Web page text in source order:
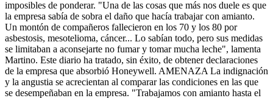
imposibles de ponderar. "Una de las cosas que más nos duele es que
la empresa sabía de sobra el daño que hacía trabajar con amianto.
Un montón de compañeros fallecieron en los 70 y los 80 por
asbestosis, mesotelioma, cáncer... Lo sabían todo, pero sus medidas
se limitaban a aconsejarte no fumar y tomar mucha leche", lamenta
Martino. Este diario ha tratado, sin éxito, de obtener declaraciones
de la empresa que absorbió Honeywell. AMENAZA La indignación
y la angustia se acrecientan al comparar las condiciones en las que
se desempeñaban en la empresa. "Trabajamos con amianto hasta el